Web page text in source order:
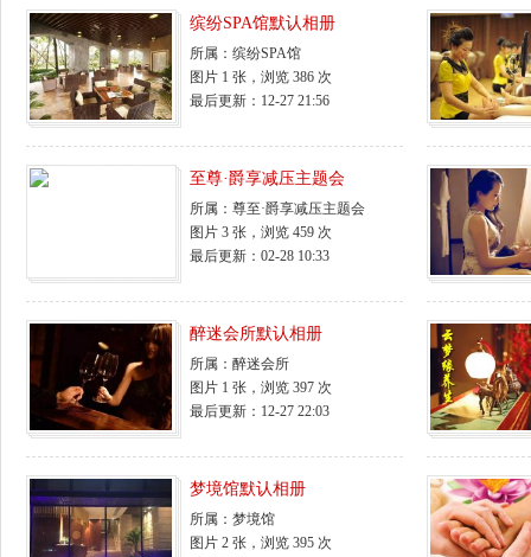
缤纷SPA馆默认相册
所属： 缤纷SPA馆
图片 1 张，浏览 386 次
最后更新：12-27 21:56
至尊·爵享减压主题会
所属： 尊至·爵享减压主题会
图片 3 张，浏览 459 次
最后更新：02-28 10:33
醉迷会所默认相册
所属： 醉迷会所
图片 1 张，浏览 397 次
最后更新：12-27 22:03
梦境馆默认相册
所属： 梦境馆
图片 2 张，浏览 395 次